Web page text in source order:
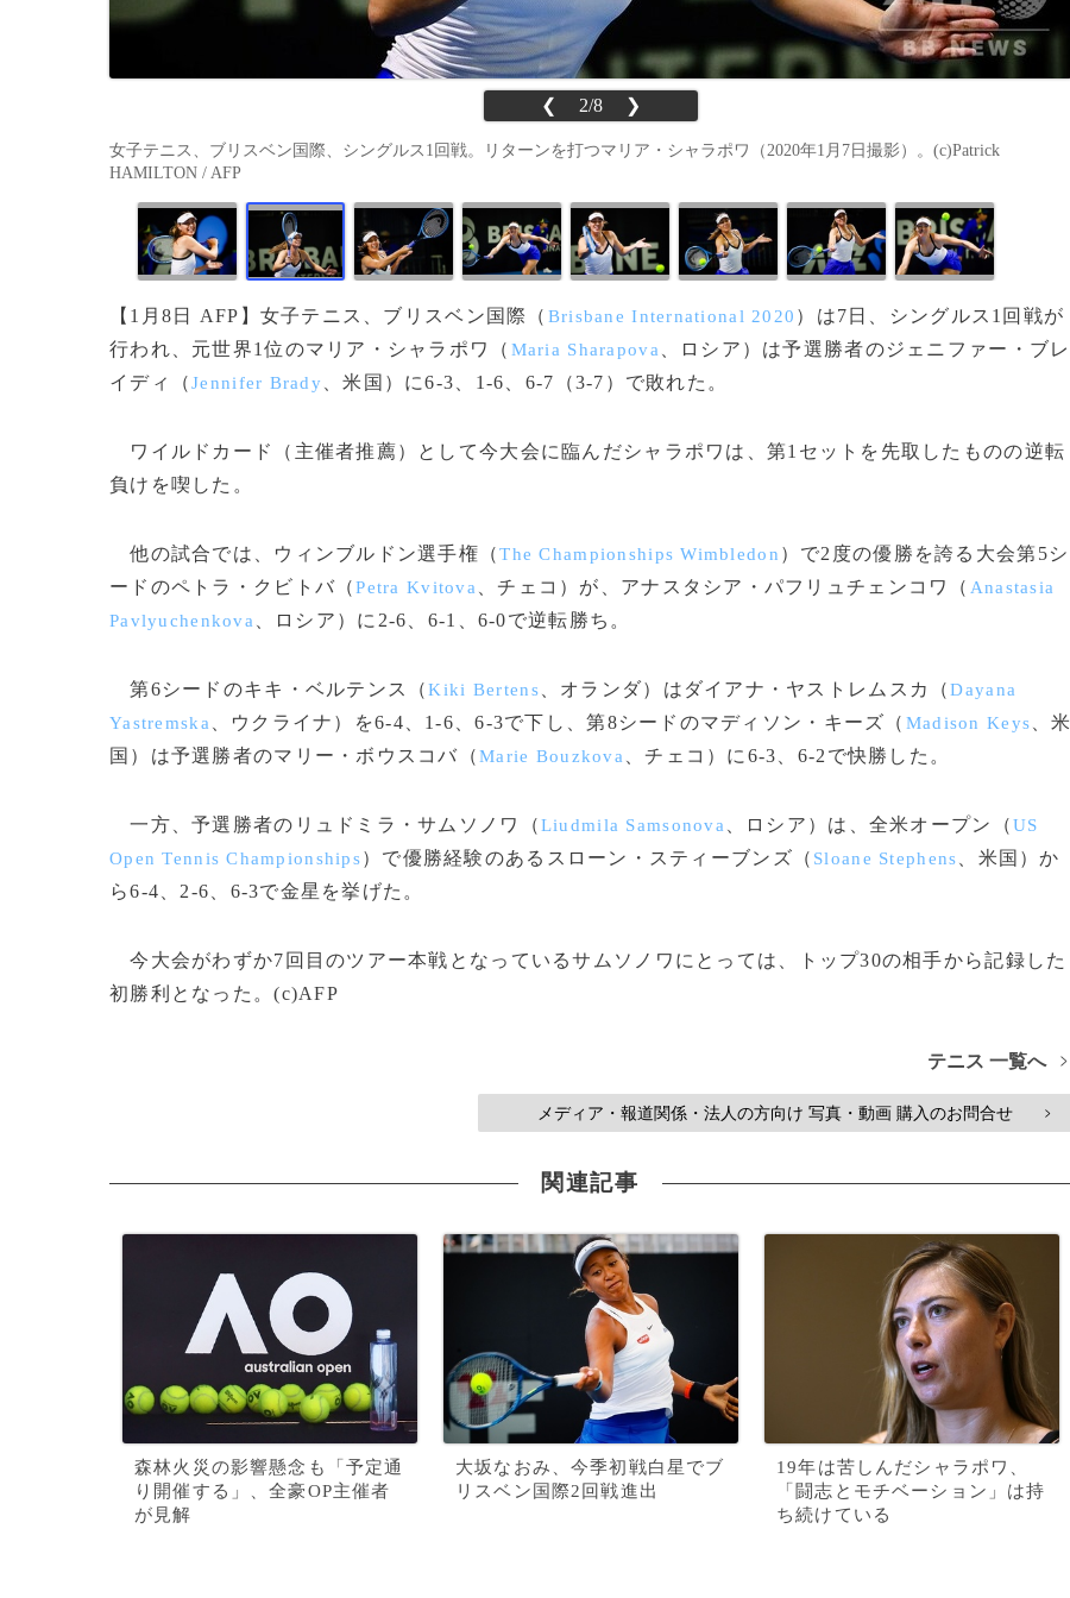
❮ 2/8 ❯
女子テニス、ブリスベン国際、シングルス1回戦。リターンを打つマリア・シャラポワ（2020年1月7日撮影）。(c)Patrick
HAMILTON / AFP
【1月8日 AFP】女子テニス、ブリスベン国際（ Brisbane International 2020 ）は7日、シングルス1回戦が
行われ、元世界1位のマリア・シャラポワ（ Maria Sharapova
、ロシア）は予選勝者のジェニファー・ブレ
イディ（Jennifer Brady 、米国）に6-3、1-6、6-7（3-7）で敗れた。
ワイルドカード（主催者推薦）として今大会に臨んだシャラポワは、第1セットを先取したものの逆転
負けを喫した。
他の試合では、ウィンブルドン選手権（The Championships Wimbledon ）で2度の優勝を誇る大会第5シ
ードのペトラ・クビトバ（Petra Kvitova 、チェコ）が、アナスタシア・パフリュチェンコワ（ Anastasia
Pavlyuchenkova
、ロシア）に2-6、6-1、6-0で逆転勝ち。
第6シードのキキ・ベルテンス（Kiki Bertens 、オランダ）はダイアナ・ヤストレムスカ（Dayana
Yastremska
、ウクライナ）を6-4、1-6、6-3で下し、第8シードのマディソン・キーズ（ Madison Keys
、米
国）は予選勝者のマリー・ボウスコバ（Marie Bouzkova 、チェコ）に6-3、6-2で快勝した。
一方、予選勝者のリュドミラ・サムソノワ（Liudmila Samsonova 、ロシア）は、全米オープン（US
Open Tennis Championships）で優勝経験のあるスローン・スティーブンズ（ Sloane Stephens
、米国）か
ら6-4、2-6、6-3で金星を挙げた。
今大会がわずか7回目のツアー本戦となっているサムソノワにとっては、トップ30の相手から記録した
初勝利となった。(c)AFP
テニス 一覧へ >
メディア・報道関係・法人の方向け 写真・動画 購入のお問合せ >
関連記事
森林火災の影響懸念も「予定通
り開催する」、全豪OP主催者
が見解
大坂なおみ、今季初戦白星でブ
リスベン国際2回戦進出
19年は苦しんだシャラポワ、
「闘志とモチベーション」は持
ち続けている